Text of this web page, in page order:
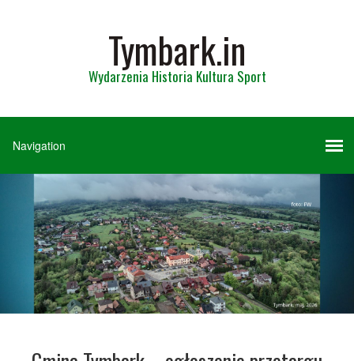
Tymbark.in
Wydarzenia Historia Kultura Sport